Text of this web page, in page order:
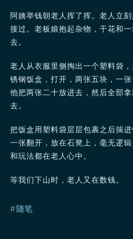
阿姨举钱朝老人挥了挥。老人立
接过。老板娘抱起杂物，干花和
去。
老人从衣服里侧掏出一个塑料袋
锈钢饭盒，打开，两张五块，一张
他把两张二十放进去，然后全部
去。
把饭盒用塑料袋层层包裹之后揣
一张翻开，放在石凳上，毫无逻
和玩法都在老人心中。
等我们下山时，老人又在数钱。
#随笔